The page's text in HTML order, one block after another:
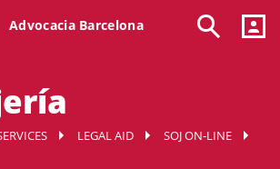
Advocacia Barcelona
LEGAL AID
SOJ ON-LINE